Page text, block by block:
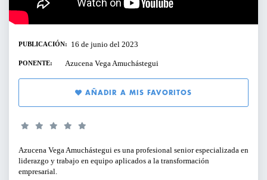
SERVICIOS PARA EMPRESAS
ACTIVIDADES ONLINE
ARTÍCULOS Y VÍDEOS
PERFILES:
PARA GERENTES, DIRECTIVOS Y
RESPONSABLES DE ÁREA
PARA EMPRENDEDORES
PARA PYMES
PUBLICACIÓN: 16 de junio del 2023
PONENTE: Azucena Vega Amuchástegui
AÑADIR A MIS FAVORITOS
Azucena Vega Amuchástegui es una profesional senior especializada en
liderazgo y trabajo en equipo aplicados a la transformación
empresarial.